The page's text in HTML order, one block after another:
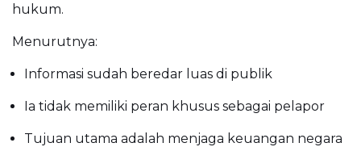
hukum.
Menurutnya:
Informasi sudah beredar luas di publik
Ia tidak memiliki peran khusus sebagai pelapor
Tujuan utama adalah menjaga keuangan negara